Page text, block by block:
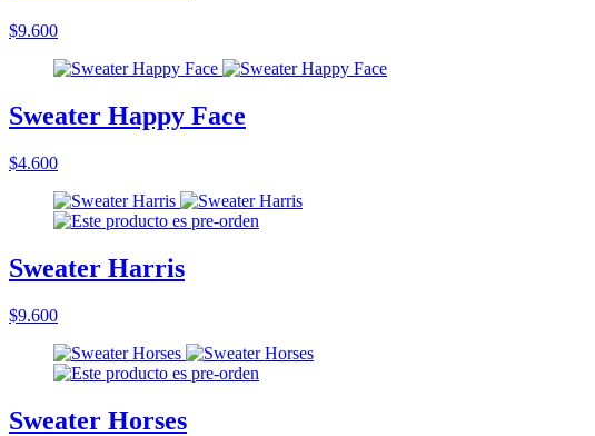
$9.600
Sweater Happy Face
$4.600
Sweater Harris
$9.600
Sweater Horses